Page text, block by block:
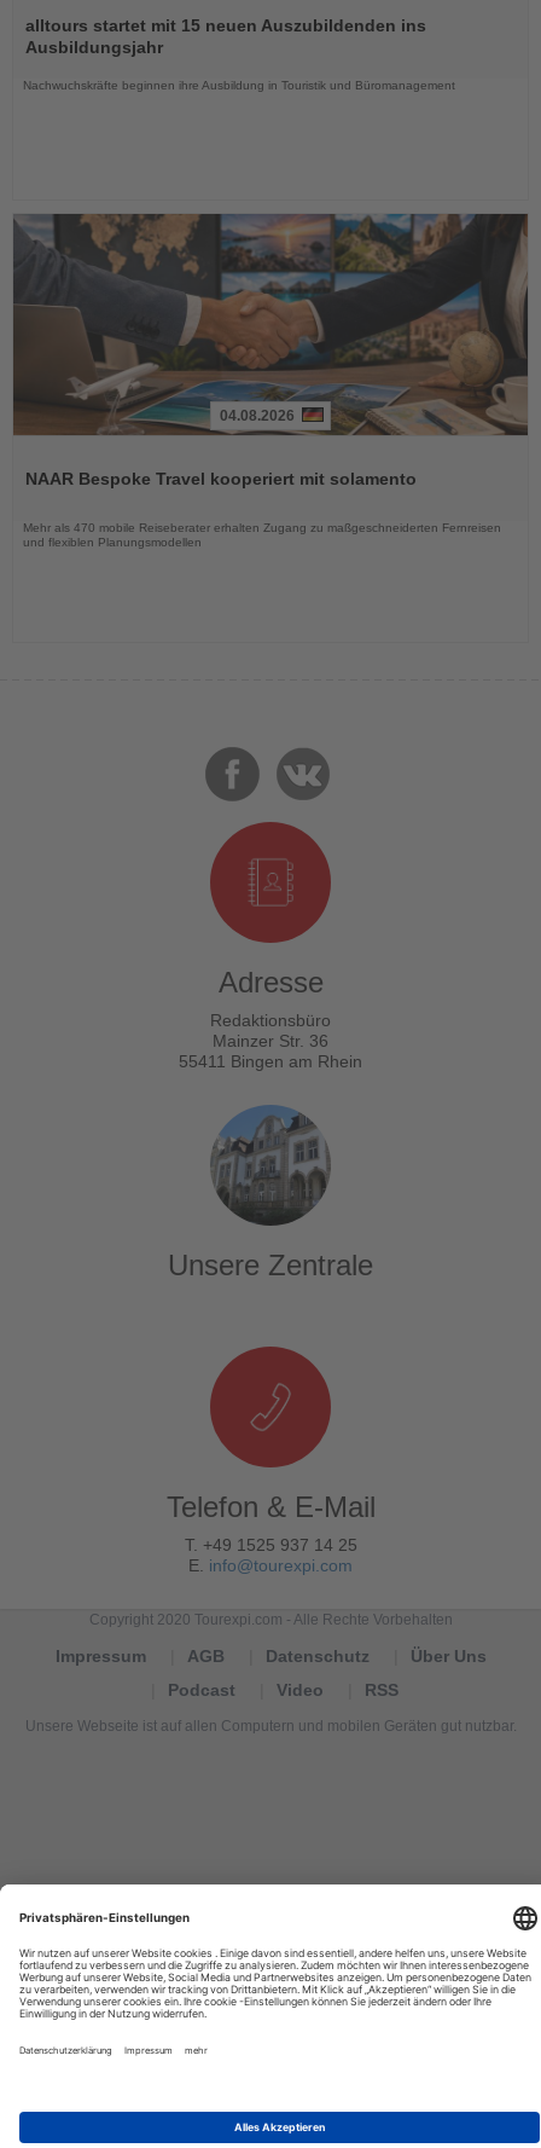
Sie
die
alltours startet mit 15 neuen Auszubildenden ins
Ausbildungsjahr
Nachwuchskräfte beginnen ihre Ausbildung in Touristik und Büromanagement
die
04.08.2026
NAAR Bespoke Travel kooperiert mit solamento
Mehr als 470 mobile Reiseberater erhalten Zugang zu maßgeschneiderten Fernreisen
und flexiblen Planungsmodellen
Adresse
Redaktionsbüro
Mainzer Str. 36
55411 Bingen am Rhein
Unsere Zentrale
Telefon & E-Mail
T. +49 1525 937 14 25
E. info@tourexpi.com
Copyright 2020 Tourexpi.com - Alle Rechte Vorbehalten
Impressum AGB Datenschutz
Über Uns
Podcast
Video RSS
Unsere Webseite ist auf allen Computern und mobilen Geräten gut nutzbar.
de
Tourismus
Nachrichten,
новости
news,
international